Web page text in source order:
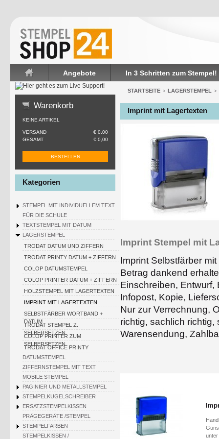
Startseite
Angebote In 3 Schritten zum Stempel!
Warenkorb
KEINE ARTIKEL
VERSAND
€ 0,00
GESAMT
€ 0,00
BESTELLEN
Kategorien
STEMPEL MIT INDIVIDUELLEM TEXT
FÜR DIE SCHULE
TEXTSTEMPEL MIT DATUM
LAGERSTEMPEL
TRODAT DATUM UND ZIFFERN
TRODAT PRINTY DATUM + ZIFFERN
COLOP DATUMSTEMPEL
COLOP PRINTER DATUM + ZIFFERN
HOLZSTEMPEL MIT LAGERTEXTEN
IMPRINT MIT LAGERTEXTEN
SELBSTFÄRBER WORTBAND +
DATUM
TRODAT STEMPEL Z.
SELBERSETZEN
COLOP PRINTER ZUM
SELBERSETZEN
TRODAT OFFICE PRINTY
DATUMSTEMPEL
ZIFFERNSTEMPEL MIT TEXT
MOBILE STEMPEL
PAGINIER UND METALLSTEMPEL
STEMPELKUGELSCHREIBER
ERSATZSTEMPELKISSEN
PRÄGEGERÄTE /STEMPEL
STEMPELFARBEN
STEMPELKISSEN /
STARTSEITE > LAGERSTEMPEL >
Imprint mit Lagertexten
Imprint Stempel mit
Imprint Selbstfärber
Betrag dankend
Einschreiben, Entwurf,
Infopost, Kopie,
Nur zur Verrechnung,
richtig, sachlich
Warensendung,
unter